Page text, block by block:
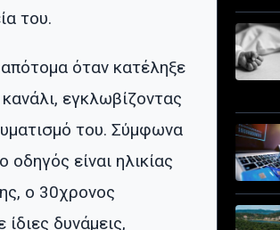
του.
όταν κατέληξε
εγκλωβίζοντας
του. Σύμφωνα
είναι ηλικίας
ο 30χρονος
δυνάμεις,